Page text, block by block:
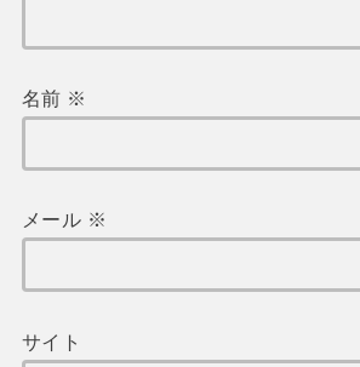
名前 ※
メール ※
サイト